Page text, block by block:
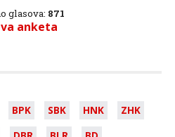
glasova: 871
anketa
BPK SBK HNK
ZHK